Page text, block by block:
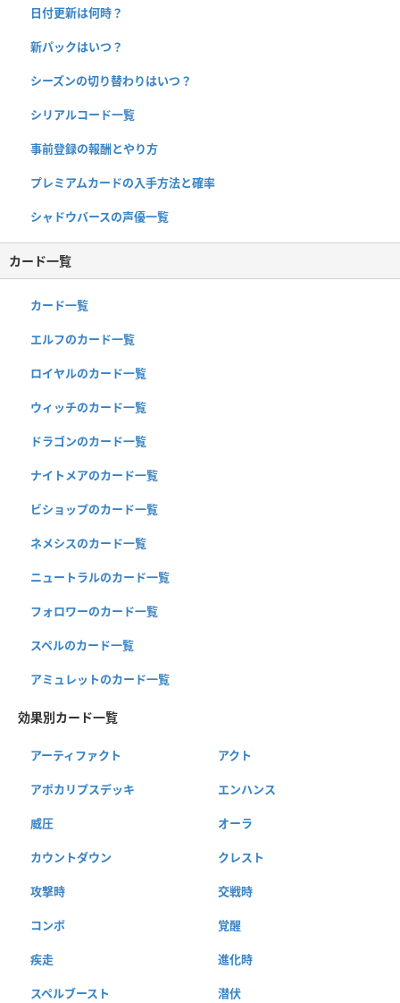
日付更新は何時？
新パックはいつ？
シーズンの切り替わりはいつ？
シリアルコード一覧
事前登録の報酬とやり方
プレミアムカードの入手方法と確率
シャドウバースの声優一覧
カード一覧
カード一覧
エルフのカード一覧
ロイヤルのカード一覧
ウィッチのカード一覧
ドラゴンのカード一覧
ナイトメアのカード一覧
ビショップのカード一覧
ネメシスのカード一覧
ニュートラルのカード一覧
フォロワーのカード一覧
スペルのカード一覧
アミュレットのカード一覧
効果別カード一覧
アーティファクト アクト
アポカリプスデッキ エンハンス
威圧 オーラ
カウントダウン クレスト
攻撃時 交戦時
コンボ 覚醒
疾走 進化時
スペルブースト 潜伏